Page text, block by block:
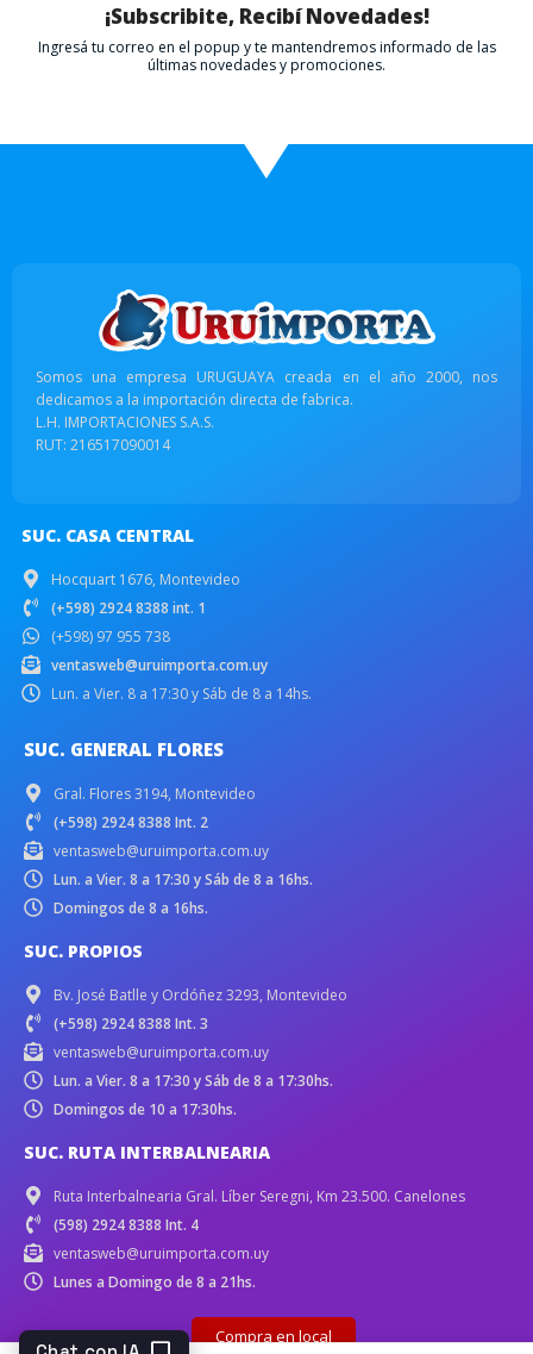
¡Subscribite, Recibí Novedades!
Ingresá tu correo en el popup y te mantendremos informado de las
últimas novedades y promociones.
Somos una empresa URUGUAYA creada en el año 2000, nos
dedicamos a la importación directa de fabrica.
L.H. IMPORTACIONES S.A.S.
RUT: 216517090014
SUC. CASA CENTRAL
Hocquart 1676, Montevideo
(+598) 2924 8388 int. 1
(+598) 97 955 738
ventasweb@uruimporta.com.uy
Lun. a Vier. 8 a 17:30 y Sáb de 8 a 14hs.
SUC. GENERAL FLORES
Gral. Flores 3194, Montevideo
(+598) 2924 8388 Int. 2
ventasweb@uruimporta.com.uy
Lun. a Vier. 8 a 17:30 y Sáb de 8 a 16hs.
Domingos de 8 a 16hs.
SUC. PROPIOS
Bv. José Batlle y Ordóñez 3293, Montevideo
(+598) 2924 8388 Int. 3
ventasweb@uruimporta.com.uy
Lun. a Vier. 8 a 17:30 y Sáb de 8 a 17:30hs.
Domingos de 10 a 17:30hs.
SUC. RUTA INTERBALNEARIA
Ruta Interbalnearia Gral. Líber Seregni, Km 23.500. Canelones
(598) 2924 8388 Int. 4
ventasweb@uruimporta.com.uy
Lunes a Domingo de 8 a 21hs.
Compra en local